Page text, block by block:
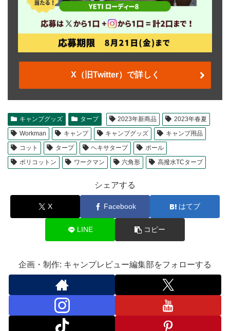
X（旧Twitter）で詳しく
キャンプグッズ タープ 2023年新商品
2023年春夏
Workman
キャンプ キャンプグッズ
キャンプ用品
コット
タープ ヘキサタープ
ポール
ポリコットン
ワークマン 六角形 高撥水TCタープ
シェアする
X Facebook はてブ
LINE コピー
企画・制作: キャンプレビュー編集部をフォローする